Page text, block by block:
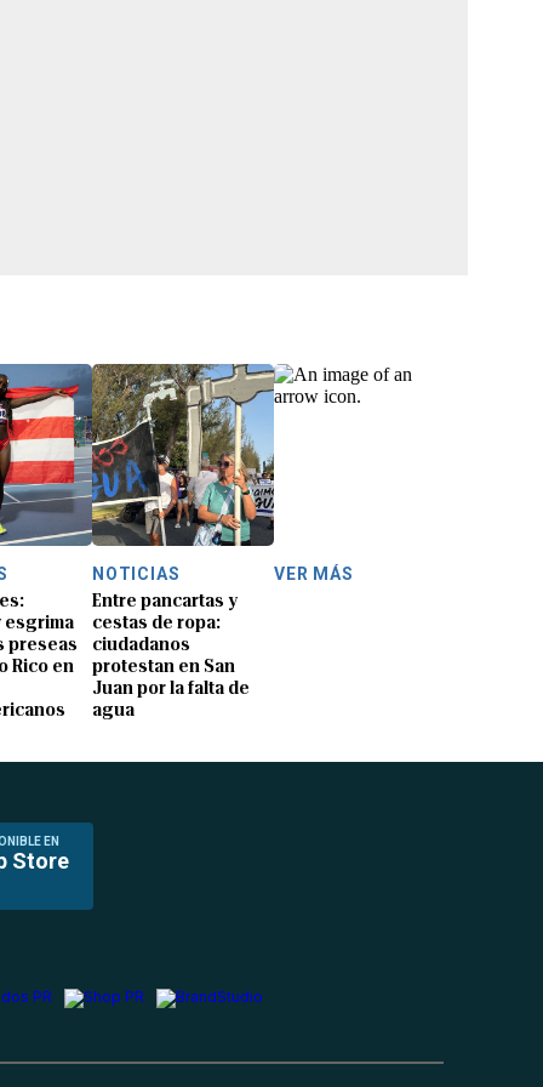
esgrima
preseas
Rico en
NOTICIAS
Entre pancartas y
cestas de ropa:
ciudadanos
protestan en San
Juan por la falta de
agua
VER MÁS
EN
Store